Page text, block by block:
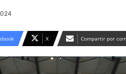
X Compartir por